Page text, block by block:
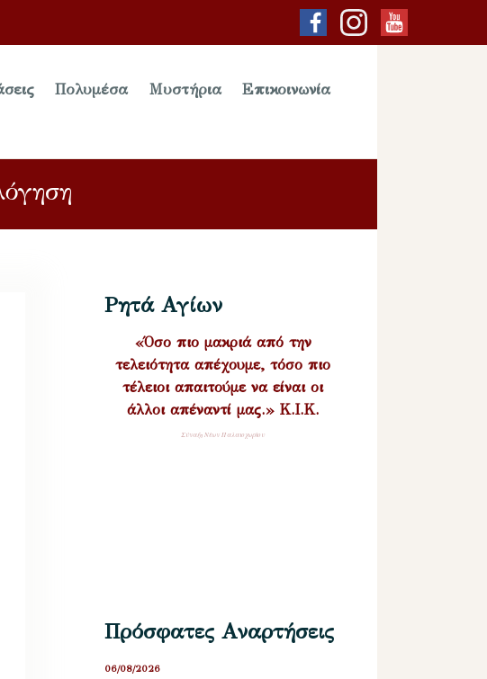
Πολυμέσα Μυστήρια Επικοινωνία
Ρητά Αγίων
«Όσο πιο μακριά από την
τελειότητα απέχουμε, τόσο πιο
τέλειοι απαιτούμε να είναι οι
άλλοι απέναντί μας.» Κ.Ι.Κ.
Σύναξη Νέων Παλαιοχωρίου
Πρόσφατες Αναρτήσεις
06/08/2026